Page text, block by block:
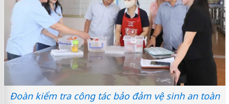
Đoàn kiểm tra công tác bảo đảm vệ sinh an toàn